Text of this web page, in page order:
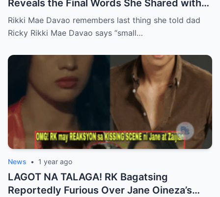
Reveals the Final Words She Shared with
Her Father Ricky Davao Before His Passing
— A Tearful Memory That Continues to
Message Behind Their Last Conversation
Rikki Mae Davao remembers last thing she told dad
Ricky Rikki Mae Davao says “small…
News • 1 year ago
LAGOT NA TALAGA! RK Bagatsing
Reportedly Furious Over Jane Oineza’s